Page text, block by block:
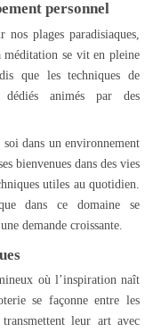
personnel
plages paradisiaques,
se vit en pleine
que les techniques de
dédiés animés par des
dans un environnement
bienvenues dans des vies
utiles au quotidien.
dans ce domaine se
demande croissante.
où l’inspiration naît
se façonne entre les
transmettent leur art avec